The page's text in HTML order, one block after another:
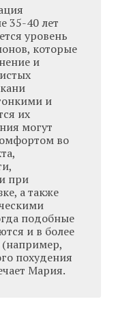
35-40 лет
уровень
которые
и
и
их
могут
во
при
а также
подобные
и в более
(например,
похудения
Мария.